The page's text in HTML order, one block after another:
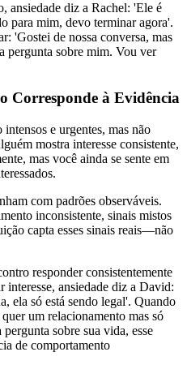
ansiedade diz a Rachel: 'Ele é
para mim, devo terminar agora'.
'Gostei de nossa conversa, mas
pergunta sobre mim. Vou ver
Corresponde à Evidência
intensos e urgentes, mas não
mostra interesse consistente,
mas você ainda se sente em
com padrões observáveis.
inconsistente, sinais mistos
capta esses sinais reais—não
responder consistentemente
interesse, ansiedade diz a David:
ela só está sendo legal'. Quando
um relacionamento mas só
sobre sua vida, esse
de comportamento